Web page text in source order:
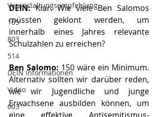
Veranstaltungsempfehlung
165
803
514
DEIN Informationen
Video
603
DEIN: Klar. Wie viele Ben Salomos
müssten geklont werden, um
innerhalb eines Jahres relevante
Schulzahlen zu erreichen?
Ben Salomo: 150 wäre ein Minimum.
Alternativ sollten wir darüber reden,
wie wir Jugendliche und junge
Erwachsene ausbilden können, um
eine effektive Antisemitismus-